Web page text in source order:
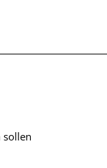
sollen